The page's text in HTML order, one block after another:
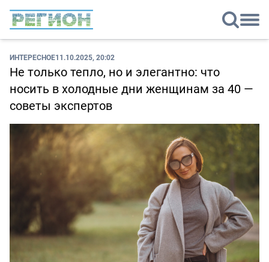
ИНТЕРЕСНОЕ11.10.2025, 20:02
Не только тепло, но и элегантно: что
носить в холодные дни женщинам за 40 —
советы экспертов